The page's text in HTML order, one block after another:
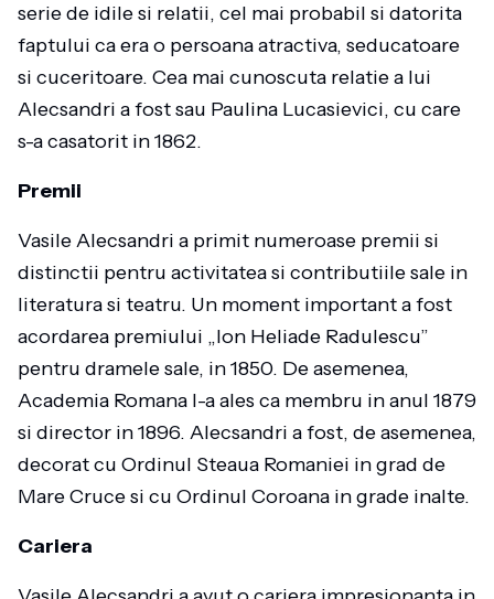
serie de idile si relatii, cel mai probabil si datorita
faptului ca era o persoana atractiva, seducatoare
si cuceritoare. Cea mai cunoscuta relatie a lui
Alecsandri a fost sau Paulina Lucasievici, cu care
s-a casatorit in 1862.
Premii
Vasile Alecsandri a primit numeroase premii si
distinctii pentru activitatea si contributiile sale in
literatura si teatru. Un moment important a fost
acordarea premiului „Ion Heliade Radulescu”
pentru dramele sale, in 1850. De asemenea,
Academia Romana l-a ales ca membru in anul 1879
si director in 1896. Alecsandri a fost, de asemenea,
decorat cu Ordinul Steaua Romaniei in grad de
Mare Cruce si cu Ordinul Coroana in grade inalte.
Cariera